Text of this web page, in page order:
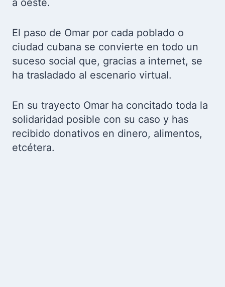
El paso de Omar por cada poblado o
ciudad cubana se convierte en todo un
suceso social que, gracias a internet, se
ha trasladado al escenario virtual.
En su trayecto Omar ha concitado toda la
solidaridad posible con su caso y has
recibido donativos en dinero, alimentos,
etcétera.